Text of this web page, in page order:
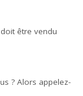
être vendu
? Alors appelez-